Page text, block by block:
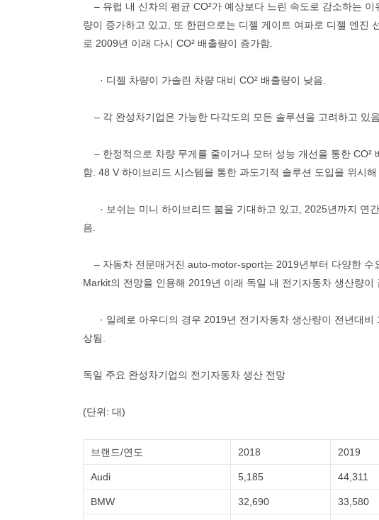
– 유럽 내 신차의 평균 CO²가 예상보다 느린 속도로 감소하는
량이 증가하고 있고, 또 한편으로는 디젤 게이트 여파로 디젤 엔진
로 2009년 이래 다시 CO² 배출량이 증가함.
· 디젤 차량이 가솔린 차량 대비 CO² 배출량이 낮음.
– 각 완성차기업은 가능한 다각도의 모든 솔루션을 고려하고 있음.
– 한정적으로 차량 무게를 줄이거나 모터 성능 개선을 통한 CO²
함. 48 V 하이브리드 시스템을 통한 과도기적 솔루션 도입을 위시
· 보쉬는 미니 하이브리드 붐을 기대하고 있고, 2025년까지 연
음.
– 자동차 전문매거진 auto-motor-sport는 2019년부터 다양한 수
Markit의 전망을 인용해 2019년 이래 독일 내 전기자동차 생산량이
· 일례로 아우디의 경우 2019년 전기자동차 생산량이 전년대비
상됨.
독일 주요 완성차기업의 전기자동차 생산 전망
(단위: 대)
브랜드/연도 2018 2019
Audi 5,185 44,311
BMW 32,690 33,580